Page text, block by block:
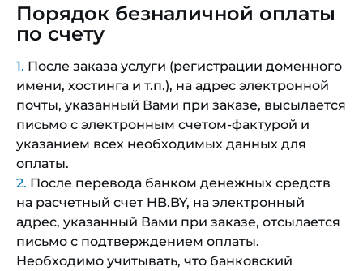
Порядок безналичной оплаты
по счету
После заказа услуги (регистрации доменного
имени, хостинга и т.п.), на адрес электронной
почты, указанный Вами при заказе, высылается
письмо с электронным счетом-фактурой и
указанием всех необходимых данных для
оплаты.
После перевода банком денежных средств
на расчетный счет HB.BY, на электронный
адрес, указанный Вами при заказе, отсылается
письмо с подтверждением оплаты.
Необходимо учитывать, что банковский